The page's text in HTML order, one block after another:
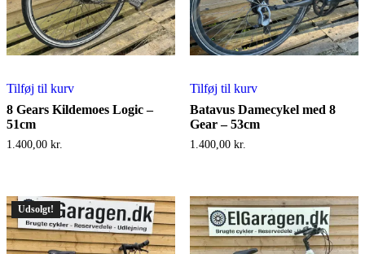
Tilføj til kurv
8 Gears Kildemoes Logic –
51cm
1.400,00 kr.
Tilføj til kurv
Batavus Damecykel med 8
Gear – 53cm
1.400,00 kr.
Udsolgt!